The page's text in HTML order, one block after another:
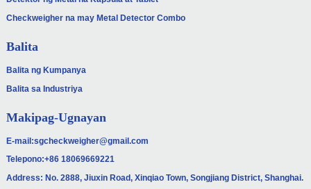
Checkweigher na may Metal Detector Combo
Balita
Balita ng Kumpanya
Balita sa Industriya
Makipag-Ugnayan
E-mail:sgcheckweigher@gmail.com
Telepono:+86 18069669221
Address: No. 2888, Jiuxin Road, Xinqiao Town, Songjiang District, Shanghai.